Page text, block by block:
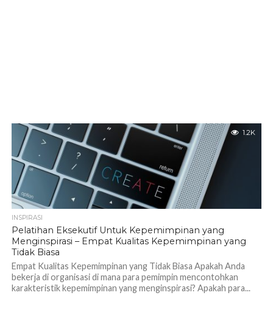
1.2K
INSPIRASI
Pelatihan Eksekutif Untuk Kepemimpinan yang
Menginspirasi – Empat Kualitas Kepemimpinan yang
Tidak Biasa
Empat Kualitas Kepemimpinan yang Tidak Biasa Apakah Anda
bekerja di organisasi di mana para pemimpin mencontohkan
karakteristik kepemimpinan yang menginspirasi? Apakah para...